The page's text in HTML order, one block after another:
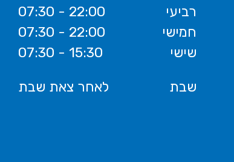
רביעי
חמישי
שישי
שבת
07:30 - 22:00
07:30 - 22:00
07:30 - 15:30
לאחר צאת שבת